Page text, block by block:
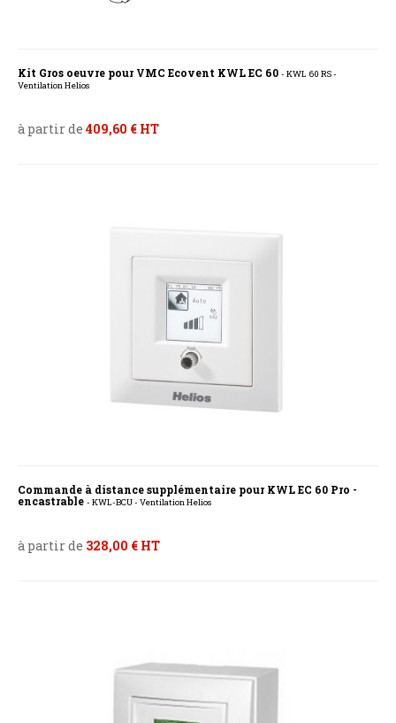
Kit Gros oeuvre pour VMC Ecovent KWL EC 60 - KWL 60 RS -
Ventilation Helios
à partir de 409,60 € HT
Commande à distance supplémentaire pour KWL EC 60 Pro -
encastrable - KWL-BCU - Ventilation Helios
à partir de 328,00 € HT